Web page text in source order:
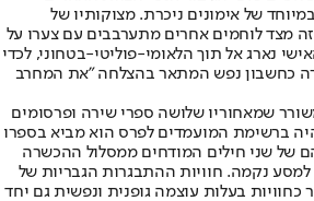
של אימונים ניכרת. מצוקותיו של
מצד לוחמים אחרים מתערבבים עם צערו על
נארג אל תוך הלאומי-פוליטי-בטחוני, לכדי
כחשבון נפש המתאר בהצלחה ״את המחרב
שמאחוריו שלושה ספרי שירה ופרסומים
ברשימת המועמדים לפרס הוא מביא בספרו
של שני חילים המודחים ממסלול ההכשרה
למסע נקמה. חוויות ההתבגרות הגבריות של
בעלות עוצמה גופנית ונפשית גם יחד